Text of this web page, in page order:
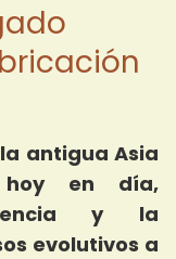
antigua Asia
hoy en día,
y la
evolutivos a